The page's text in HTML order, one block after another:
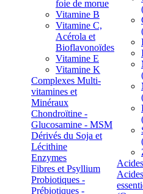
foie de morue
Vitamine B
Vitamine C,
Acérola et
Bioflavonoïdes
Vitamine E
Vitamine K
Complexes Multi-
vitamines et
Minéraux
Chondroïtine -
Glucosamine - MSM
Dérivés du Soja et
Lécithine
Enzymes
Fibres et Psyllium
Probiotiques -
Prébiotiques -